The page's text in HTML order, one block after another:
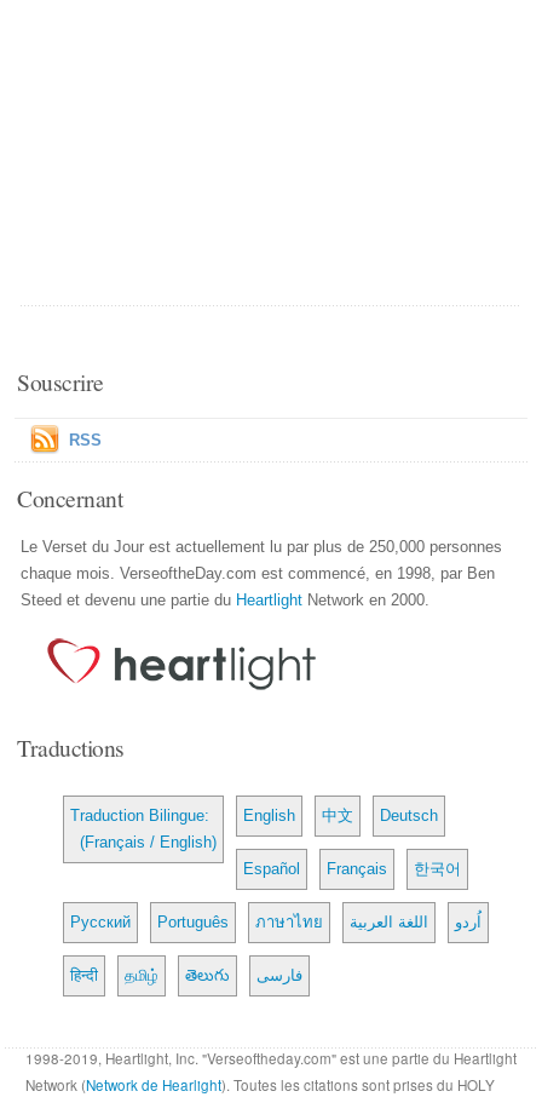
Souscrire
RSS
Concernant
Le Verset du Jour est actuellement lu par plus de 250,000 personnes
chaque mois. VerseoftheDay.com est commencé, en 1998, par Ben
Steed et devenu une partie du Heartlight Network en 2000.
Traductions
Traduction Bilingue:
(Français / English)
English 中文 Deutsch
Español Français 한국어
Русский Português ภาษาไทย اللغة العربية اُردو
हिन्दी தமிழ் తెలుగు فارسی
1998-2019, Heartlight, Inc. "Verseoftheday.com" est une partie du Heartlight
Network (Network de Hearlight). Toutes les citations sont prises du HOLY